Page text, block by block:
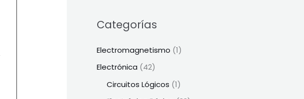
Categorías
Electromagnetismo (1)
Electrónica (42)
Circuitos Lógicos (1)